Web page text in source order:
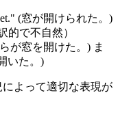
(窓が開けられた。)
的で不自然）
が窓を開けた。) ま
いた。)
よって適切な表現が